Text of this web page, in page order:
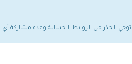
الحذر من الروابط الاحتيالية وعدم مشاركة